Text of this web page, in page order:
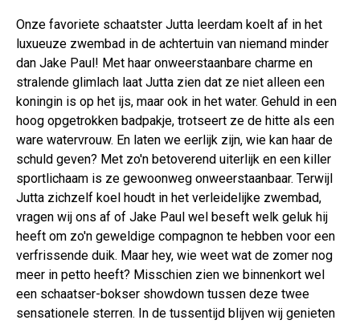
Onze favoriete schaatster Jutta leerdam koelt af in het
luxueuze zwembad in de achtertuin van niemand minder
dan Jake Paul! Met haar onweerstaanbare charme en
stralende glimlach laat Jutta zien dat ze niet alleen een
koningin is op het ijs, maar ook in het water. Gehuld in een
hoog opgetrokken badpakje, trotseert ze de hitte als een
ware watervrouw. En laten we eerlijk zijn, wie kan haar de
schuld geven? Met zo'n betoverend uiterlijk en een killer
sportlichaam is ze gewoonweg onweerstaanbaar. Terwijl
Jutta zichzelf koel houdt in het verleidelijke zwembad,
vragen wij ons af of Jake Paul wel beseft welk geluk hij
heeft om zo'n geweldige compagnon te hebben voor een
verfrissende duik. Maar hey, wie weet wat de zomer nog
meer in petto heeft? Misschien zien we binnenkort wel
een schaatser-bokser showdown tussen deze twee
sensationele sterren. In de tussentijd blijven wij genieten